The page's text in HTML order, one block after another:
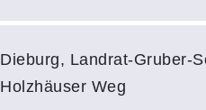
Dieburg, Landrat-Gruber-
Holzhäuser Weg